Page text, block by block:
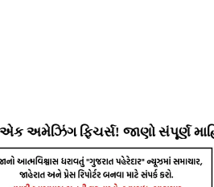
ફિચર્સ! જાણો સંપૂર્ણ માહિતી